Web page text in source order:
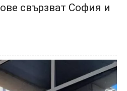
свързват София и